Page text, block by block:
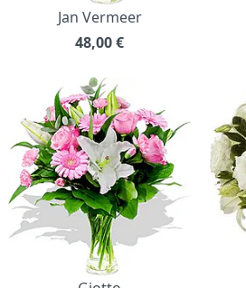
Jan Vermeer
48,00€